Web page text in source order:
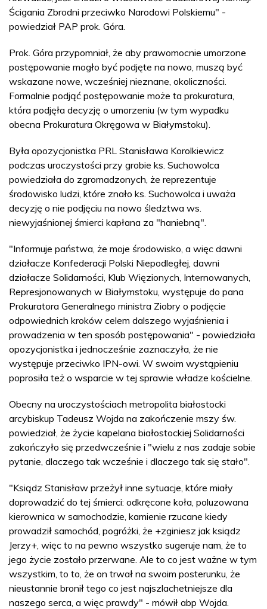
Ścigania Zbrodni przeciwko Narodowi Polskiemu" -
powiedział PAP prok. Góra.
Prok. Góra przypomniał, że aby prawomocnie umorzone
postępowanie mogło być podjęte na nowo, muszą być
wskazane nowe, wcześniej nieznane, okoliczności.
Formalnie podjąć postępowanie może ta prokuratura,
która podjęła decyzję o umorzeniu (w tym wypadku
obecna Prokuratura Okręgowa w Białymstoku).
Była opozycjonistka PRL Stanisława Korolkiewicz
podczas uroczystości przy grobie ks. Suchowolca
powiedziała do zgromadzonych, że reprezentuje
środowisko ludzi, które znało ks. Suchowolca i uważa
decyzję o nie podjęciu na nowo śledztwa ws.
niewyjaśnionej śmierci kapłana za "haniebną".
"Informuje państwa, że moje środowisko, a więc dawni
działacze Konfederacji Polski Niepodległej, dawni
działacze Solidarności, Klub Więzionych, Internowanych,
Represjonowanych w Białymstoku, występuje do pana
Prokuratora Generalnego ministra Ziobry o podjęcie
odpowiednich kroków celem dalszego wyjaśnienia i
prowadzenia w ten sposób postępowania" - powiedziała
opozycjonistka i jednocześnie zaznaczyła, że nie
występuje przeciwko IPN-owi. W swoim wystąpieniu
poprosiła też o wsparcie w tej sprawie władze kościelne.
Obecny na uroczystościach metropolita białostocki
arcybiskup Tadeusz Wojda na zakończenie mszy św.
powiedział, że życie kapelana białostockiej Solidarności
zakończyło się przedwcześnie i "wielu z nas zadaje sobie
pytanie, dlaczego tak wcześnie i dlaczego tak się stało".
"Ksiądz Stanisław przeżył inne sytuacje, które miały
doprowadzić do tej śmierci: odkręcone koła, poluzowana
kierownica w samochodzie, kamienie rzucane kiedy
prowadził samochód, pogróżki, że +zginiesz jak ksiądz
Jerzy+, więc to na pewno wszystko sugeruje nam, że to
jego życie zostało przerwane. Ale to co jest ważne w tym
wszystkim, to to, że on trwał na swoim posterunku, że
nieustannie bronił tego co jest najszlachetniejsze dla
naszego serca, a więc prawdy" - mówił abp Wojda.